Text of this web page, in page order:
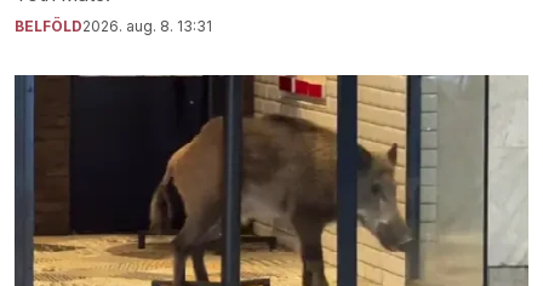
BELFÖLD2026. aug. 8. 13:31